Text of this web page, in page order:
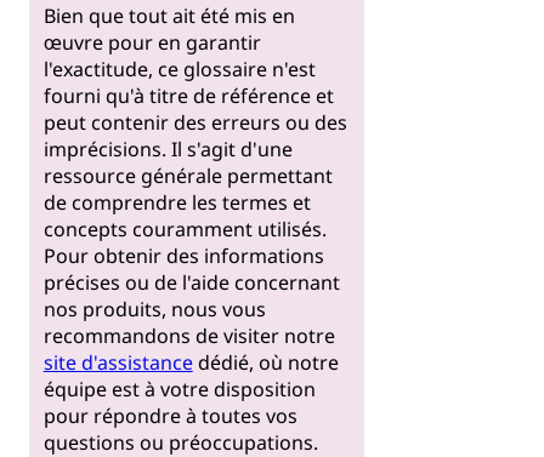
Bien que tout ait été mis en
œuvre pour en garantir
l'exactitude, ce glossaire n'est
fourni qu'à titre de référence et
peut contenir des erreurs ou des
imprécisions. Il s'agit d'une
ressource générale permettant
de comprendre les termes et
concepts couramment utilisés.
Pour obtenir des informations
précises ou de l'aide concernant
nos produits, nous vous
recommandons de visiter notre
site d'assistancedédié, où notre
équipe est à votre disposition
pour répondre à toutes vos
questions ou préoccupations.